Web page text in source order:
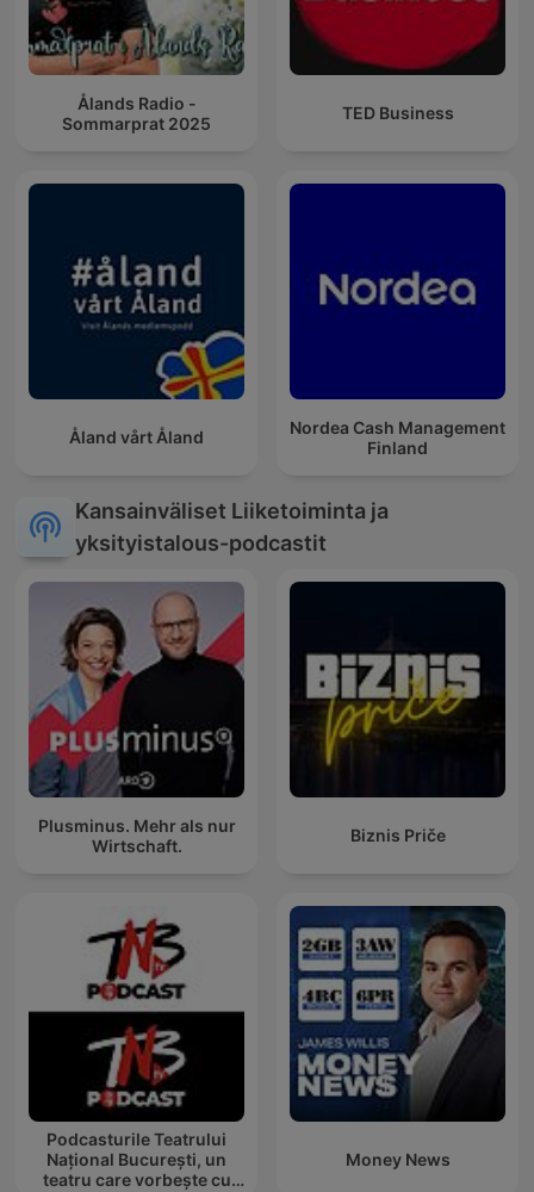
Ålands Radio -
Sommarprat 2025
TED Business
Åland vårt Åland
Nordea Cash Management
Finland
Kansainväliset Liiketoiminta ja
yksityistalous-podcastit
Plusminus. Mehr als nur
Wirtschaft.
Biznis Priče
Podcasturile Teatrului
Național București, un
teatru care vorbește cu
Money News